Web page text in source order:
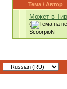
Тема / Автор
Может в
(
ScoorpioN